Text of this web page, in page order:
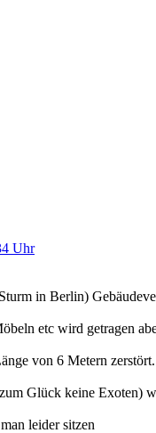
Uhr
in Berlin)
etc wird getragen
von 6 Metern
Glück keine Exoten)
leider sitzen